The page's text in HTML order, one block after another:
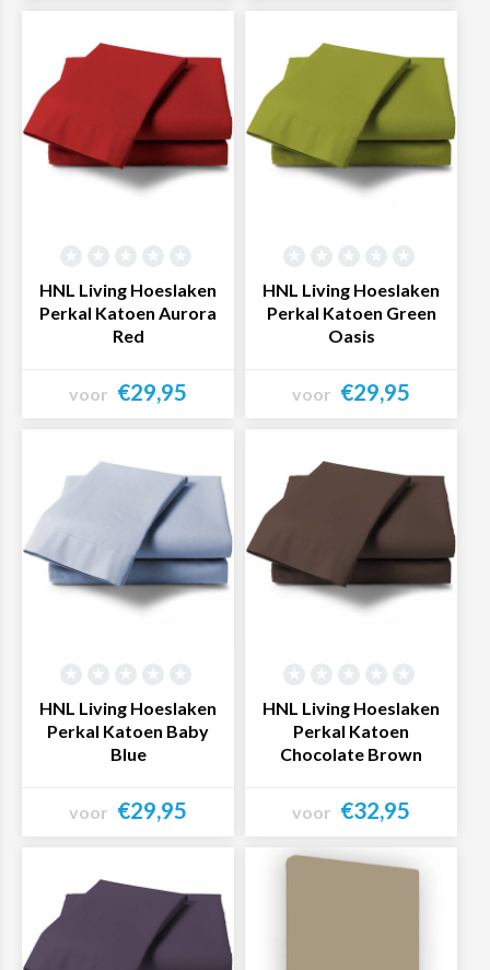
HNL Living Hoeslaken
Perkal Katoen Aurora
Red
voor €29,95
HNL Living Hoeslaken
Perkal Katoen Green
Oasis
voor €29,95
HNL Living Hoeslaken
Perkal Katoen Baby
Blue
voor €29,95
HNL Living Hoeslaken
Perkal Katoen
Chocolate Brown
voor €32,95
Bekijk product